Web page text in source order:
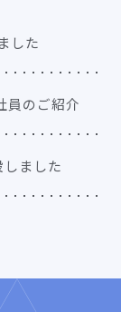
した
員のご紹介
ました